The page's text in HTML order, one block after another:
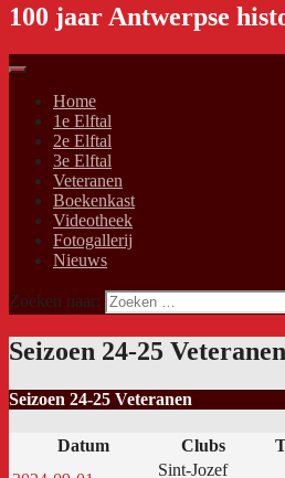
100 jaar Antwerpse
Home
1e Elftal
2e Elftal
3e Elftal
Veteranen
Boekenkast
Videotheek
Fotogallerij
Nieuws
Zoeken naar:
Seizoen 24-25 Veteranen
Seizoen 24-25 Veteranen
Datum Clubs
Sint-Jozef